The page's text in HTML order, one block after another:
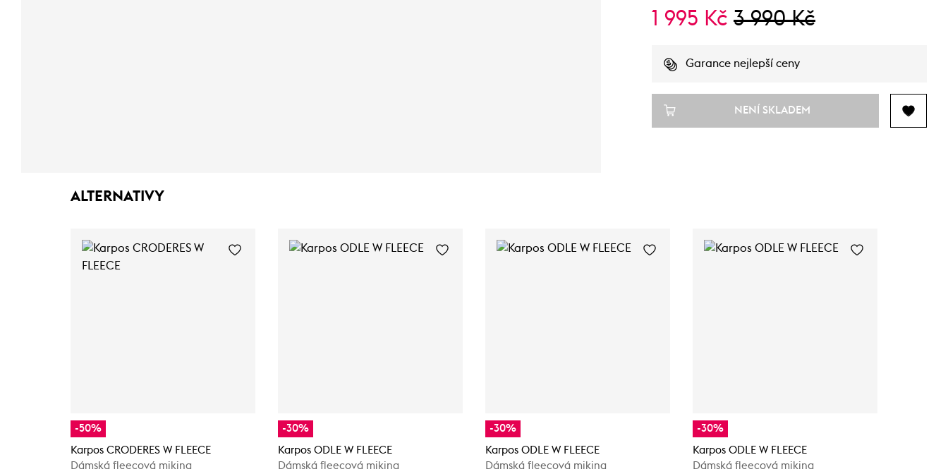
1 995 Kč 3 990 Kč
Garance nejlepší ceny
NENÍ SKLADEM
ALTERNATIVY
-50%
Karpos CRODERES W FLEECE
Dámská fleecová mikina
-30%
Karpos ODLE W FLEECE
Dámská fleecová mikina
-30%
Karpos ODLE W FLEECE
Dámská fleecová mikina
-30%
Karpos ODLE W FLEECE
Dámská fleecová mikina